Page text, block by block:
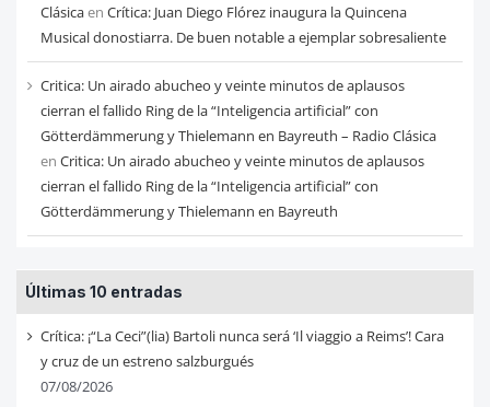
Clásicaen Crítica: Juan Diego Flórez inaugura la Quincena
Musical donostiarra. De buen notable a ejemplar sobresaliente
Critica: Un airado abucheo y veinte minutos de aplausos
cierran el fallido Ring de la “Inteligencia artificial” con
Götterdämmerung y Thielemann en Bayreuth – Radio Clásica
en Critica: Un airado abucheo y veinte minutos de aplausos
cierran el fallido Ring de la “Inteligencia artificial” con
Götterdämmerung y Thielemann en Bayreuth
Últimas 10 entradas
Crítica: ¡“La Ceci”(lia) Bartoli nunca será ‘Il viaggio a Reims’! Cara
y cruz de un estreno salzburgués
07/08/2026